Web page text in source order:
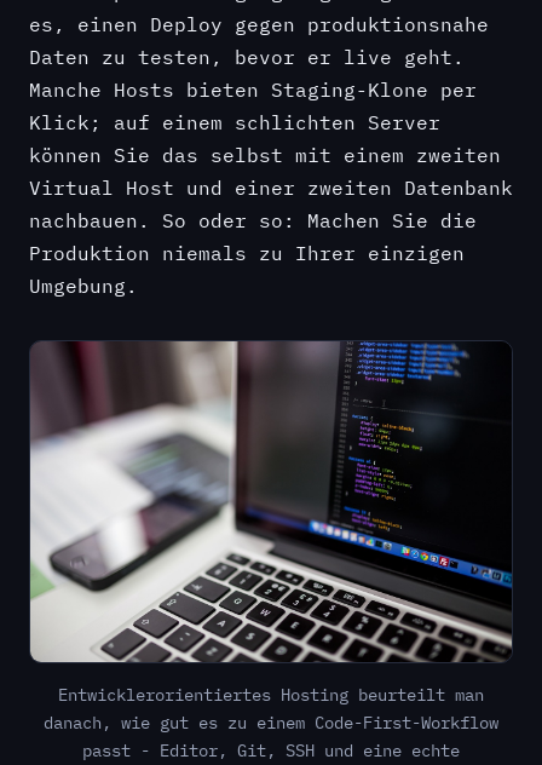
es, einen Deploy gegen produktionsnahe
Daten zu testen, bevor er live geht.
Manche Hosts bieten Staging-Klone per
Klick; auf einem schlichten Server
können Sie das selbst mit einem zweiten
Virtual Host und einer zweiten Datenbank
nachbauen. So oder so: Machen Sie die
Produktion niemals zu Ihrer einzigen
Umgebung.
Entwicklerorientiertes Hosting beurteilt man
danach, wie gut es zu einem Code-First-Workflow
passt - Editor, Git, SSH und eine echte